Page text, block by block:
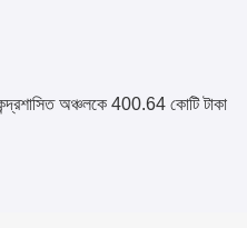
অঞ্চলকে 400.64 কোটি টাকা